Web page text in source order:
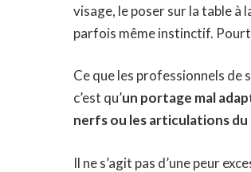
visage, le poser sur la table à
parfois même instinctif.
Ce que les professionnels de
c’est qu’un portage mal
nerfs ou les articulations
Il ne s’agit pas d’une peur